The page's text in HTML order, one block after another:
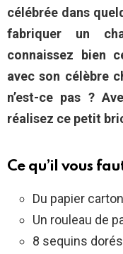
célébrée dans
fabriquer un
connaissez bien
avec son célèbre
n’est-ce pas ?
réalisez ce petit
Ce qu’il vous
Du papier
Un rouleau de
8 sequins dorés